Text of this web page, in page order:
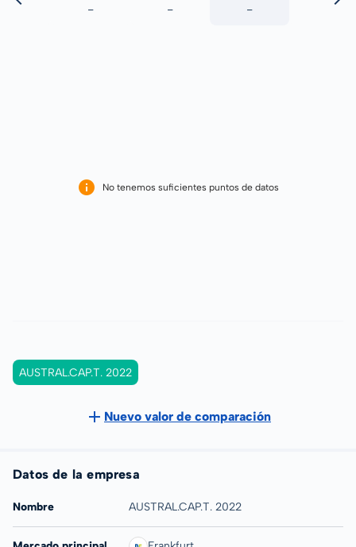
- - -
No tenemos suficientes puntos de datos
AUSTRAL.CAP.T. 2022
Nuevo valor de comparación
Datos de la empresa
Nombre AUSTRAL.CAP.T. 2022